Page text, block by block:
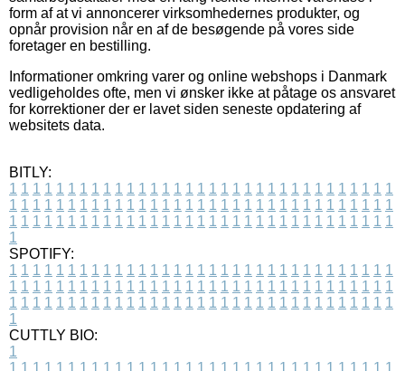
form af at vi annoncerer virksomhedernes produkter, og
opnår provision når en af de besøgende på vores side
foretager en bestilling.
Informationer omkring varer og online webshops i Danmark
vedligeholdes ofte, men vi ønsker ikke at påtage os ansvaret
for korrektioner der er lavet siden seneste opdatering af
websitets data.
BITLY:
1 1 1 1 1 1 1 1 1 1 1 1 1 1 1 1 1 1 1 1 1 1 1 1 1 1 1 1 1 1 1 1 1
1 1 1 1 1 1 1 1 1 1 1 1 1 1 1 1 1 1 1 1 1 1 1 1 1 1 1 1 1 1 1 1 1
1 1 1 1 1 1 1 1 1 1 1 1 1 1 1 1 1 1 1 1 1 1 1 1 1 1 1 1 1 1 1 1 1
1
SPOTIFY:
1 1 1 1 1 1 1 1 1 1 1 1 1 1 1 1 1 1 1 1 1 1 1 1 1 1 1 1 1 1 1 1 1
1 1 1 1 1 1 1 1 1 1 1 1 1 1 1 1 1 1 1 1 1 1 1 1 1 1 1 1 1 1 1 1 1
1 1 1 1 1 1 1 1 1 1 1 1 1 1 1 1 1 1 1 1 1 1 1 1 1 1 1 1 1 1 1 1 1
1
CUTTLY BIO:
1
1 1 1 1 1 1 1 1 1 1 1 1 1 1 1 1 1 1 1 1 1 1 1 1 1 1 1 1 1 1 1 1 1